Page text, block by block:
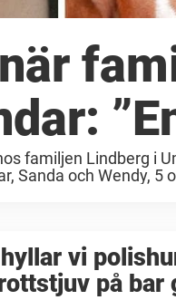
familjen Lindberg i
Sanda och Wendy, 5
vi
på bar